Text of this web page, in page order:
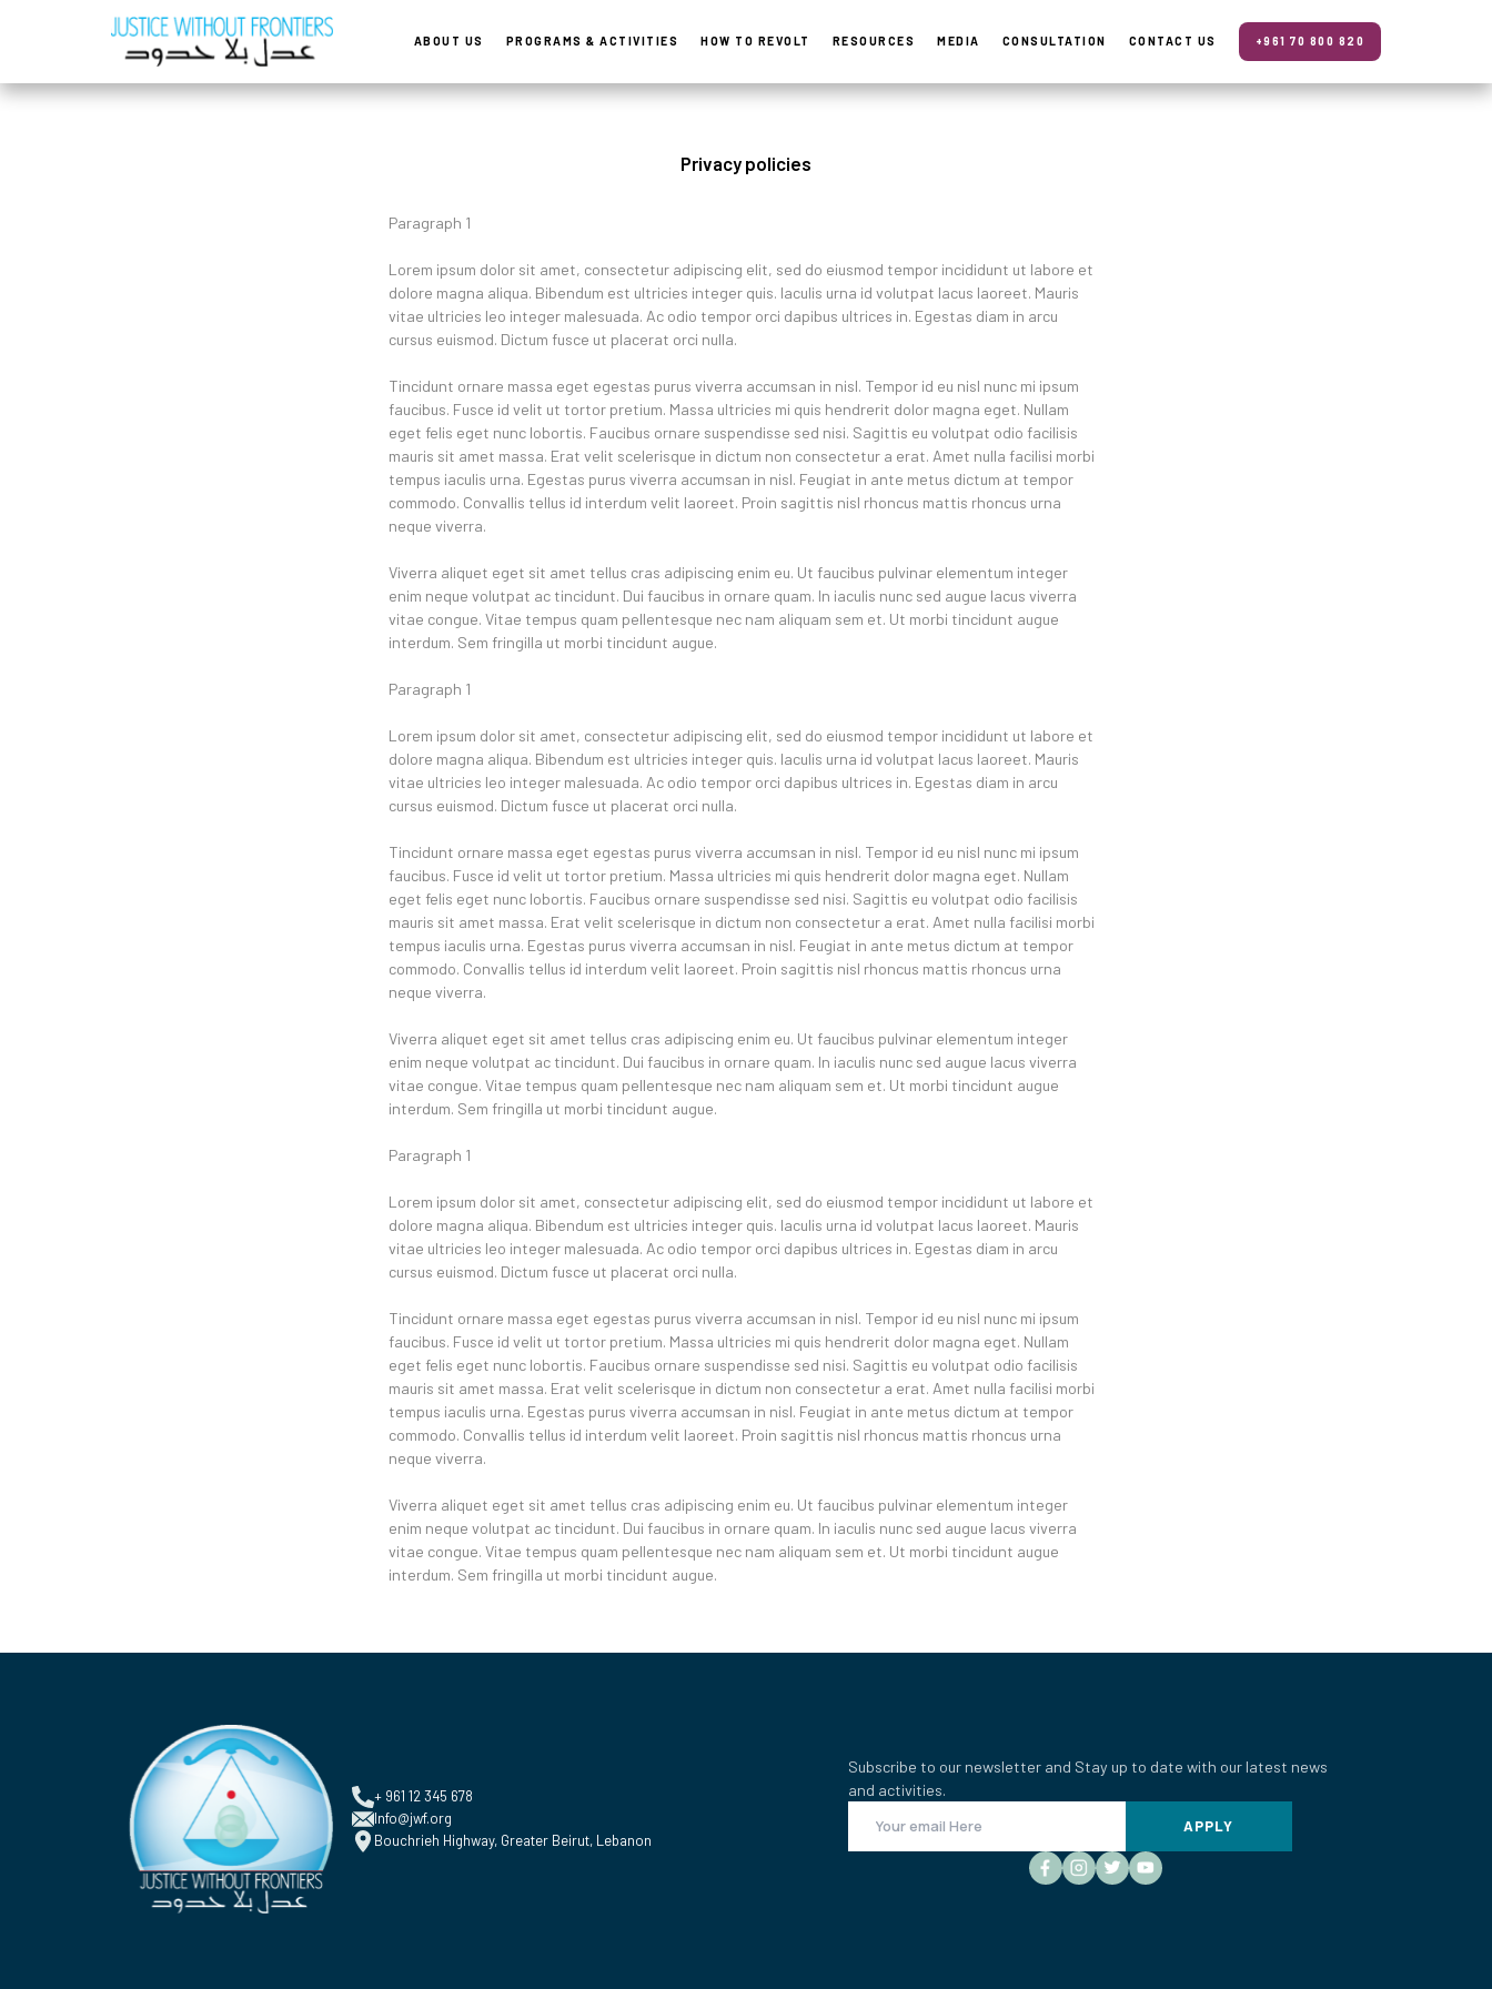
ABOUT US PROGRAMS & ACTIVITIES HOW TO REVOLT RESOURCES MEDIA CONSULTATION CONTACT US +961 70 800 820
Privacy policies
Paragraph 1
Lorem ipsum dolor sit amet, consectetur adipiscing elit, sed do eiusmod tempor incididunt ut labore et
dolore magna aliqua. Bibendum est ultricies integer quis. Iaculis urna id volutpat lacus laoreet. Mauris
vitae ultricies leo integer malesuada. Ac odio tempor orci dapibus ultrices in. Egestas diam in arcu
cursus euismod. Dictum fusce ut placerat orci nulla.
Tincidunt ornare massa eget egestas purus viverra accumsan in nisl. Tempor id eu nisl nunc mi ipsum
faucibus. Fusce id velit ut tortor pretium. Massa ultricies mi quis hendrerit dolor magna eget. Nullam
eget felis eget nunc lobortis. Faucibus ornare suspendisse sed nisi. Sagittis eu volutpat odio facilisis
mauris sit amet massa. Erat velit scelerisque in dictum non consectetur a erat. Amet nulla facilisi morbi
tempus iaculis urna. Egestas purus viverra accumsan in nisl. Feugiat in ante metus dictum at tempor
commodo. Convallis tellus id interdum velit laoreet. Proin sagittis nisl rhoncus mattis rhoncus urna
neque viverra.
Viverra aliquet eget sit amet tellus cras adipiscing enim eu. Ut faucibus pulvinar elementum integer
enim neque volutpat ac tincidunt. Dui faucibus in ornare quam. In iaculis nunc sed augue lacus viverra
vitae congue. Vitae tempus quam pellentesque nec nam aliquam sem et. Ut morbi tincidunt augue
interdum. Sem fringilla ut morbi tincidunt augue.
Paragraph 1
Lorem ipsum dolor sit amet, consectetur adipiscing elit, sed do eiusmod tempor incididunt ut labore et
dolore magna aliqua. Bibendum est ultricies integer quis. Iaculis urna id volutpat lacus laoreet. Mauris
vitae ultricies leo integer malesuada. Ac odio tempor orci dapibus ultrices in. Egestas diam in arcu
cursus euismod. Dictum fusce ut placerat orci nulla.
Tincidunt ornare massa eget egestas purus viverra accumsan in nisl. Tempor id eu nisl nunc mi ipsum
faucibus. Fusce id velit ut tortor pretium. Massa ultricies mi quis hendrerit dolor magna eget. Nullam
eget felis eget nunc lobortis. Faucibus ornare suspendisse sed nisi. Sagittis eu volutpat odio facilisis
mauris sit amet massa. Erat velit scelerisque in dictum non consectetur a erat. Amet nulla facilisi morbi
tempus iaculis urna. Egestas purus viverra accumsan in nisl. Feugiat in ante metus dictum at tempor
commodo. Convallis tellus id interdum velit laoreet. Proin sagittis nisl rhoncus mattis rhoncus urna
neque viverra.
Viverra aliquet eget sit amet tellus cras adipiscing enim eu. Ut faucibus pulvinar elementum integer
enim neque volutpat ac tincidunt. Dui faucibus in ornare quam. In iaculis nunc sed augue lacus viverra
vitae congue. Vitae tempus quam pellentesque nec nam aliquam sem et. Ut morbi tincidunt augue
interdum. Sem fringilla ut morbi tincidunt augue.
Paragraph 1
Lorem ipsum dolor sit amet, consectetur adipiscing elit, sed do eiusmod tempor incididunt ut labore et
dolore magna aliqua. Bibendum est ultricies integer quis. Iaculis urna id volutpat lacus laoreet. Mauris
vitae ultricies leo integer malesuada. Ac odio tempor orci dapibus ultrices in. Egestas diam in arcu
cursus euismod. Dictum fusce ut placerat orci nulla.
Tincidunt ornare massa eget egestas purus viverra accumsan in nisl. Tempor id eu nisl nunc mi ipsum
faucibus. Fusce id velit ut tortor pretium. Massa ultricies mi quis hendrerit dolor magna eget. Nullam
eget felis eget nunc lobortis. Faucibus ornare suspendisse sed nisi. Sagittis eu volutpat odio facilisis
mauris sit amet massa. Erat velit scelerisque in dictum non consectetur a erat. Amet nulla facilisi morbi
tempus iaculis urna. Egestas purus viverra accumsan in nisl. Feugiat in ante metus dictum at tempor
commodo. Convallis tellus id interdum velit laoreet. Proin sagittis nisl rhoncus mattis rhoncus urna
neque viverra.
Viverra aliquet eget sit amet tellus cras adipiscing enim eu. Ut faucibus pulvinar elementum integer
enim neque volutpat ac tincidunt. Dui faucibus in ornare quam. In iaculis nunc sed augue lacus viverra
vitae congue. Vitae tempus quam pellentesque nec nam aliquam sem et. Ut morbi tincidunt augue
interdum. Sem fringilla ut morbi tincidunt augue.
+ 961 12 345 678
Info@jwf.org
Bouchrieh Highway, Greater Beirut, Lebanon
Subscribe to our newsletter and Stay up to date with our latest news
and activities.
APPLY